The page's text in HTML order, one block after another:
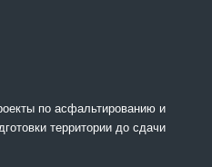
по асфальтированию и
территории до сдачи